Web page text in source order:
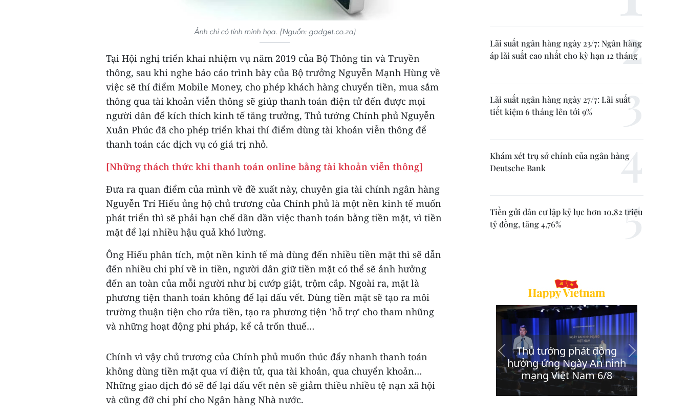
Ảnh chỉ có tính minh họa. (Nguồn: gadget.co.za)
Tại Hội nghị triển khai nhiệm vụ năm 2019 của Bộ Thông tin và Truyền
thông, sau khi nghe báo cáo trình bày của Bộ trưởng Nguyễn Mạnh Hùng về
việc sẽ thí điểm Mobile Money, cho phép khách hàng chuyển tiền, mua sắm
thông qua tài khoản viễn thông sẽ giúp thanh toán điện tử đến được mọi
người dân để kích thích kinh tế tăng trưởng, Thủ tướng Chính phủ Nguyễn
Xuân Phúc đã cho phép triển khai thí điểm dùng tài khoản viễn thông để
thanh toán các dịch vụ có giá trị nhỏ.
[Những thách thức khi thanh toán online bằng tài khoản viễn thông]
Đưa ra quan điểm của mình về đề xuất này, chuyên gia tài chính ngân hàng
Nguyễn Trí Hiếu ủng hộ chủ trương của Chính phủ là một nền kinh tế muốn
phát triển thì sẽ phải hạn chế dần dần việc thanh toán bằng tiền mặt, vì tiền
mặt để lại nhiều hậu quả khó lường.
Ông Hiếu phân tích, một nền kinh tế mà dùng đến nhiều tiền mặt thì sẽ dẫn
đến nhiều chi phí về in tiền, người dân giữ tiền mặt có thể sẽ ảnh hưởng
đến an toàn của mỗi người như bị cướp giật, trộm cắp. Ngoài ra, mặt là
phương tiện thanh toán không để lại dấu vết. Dùng tiền mặt sẽ tạo ra môi
trường thuận tiện cho rửa tiền, tạo ra phương tiện 'hỗ trợ' cho tham nhũng
và những hoạt động phi pháp, kể cả trốn thuế…
Chính vì vậy chủ trương của Chính phủ muốn thúc đẩy nhanh thanh toán
không dùng tiền mặt qua ví điện tử, qua tài khoản, qua chuyển khoản…
Những giao dịch đó sẽ để lại dấu vết nên sẽ giảm thiều nhiều tệ nạn xã hội
và cũng đỡ chi phí cho Ngân hàng Nhà nước.
Lãi suất ngân hàng ngày 23/7: Ngân hàng
áp lãi suất cao nhất cho kỳ hạn 12 tháng
Lãi suất ngân hàng ngày 27/7: Lãi suất
tiết kiệm 6 tháng lên tới 9%
Khám xét trụ sở chính của ngân hàng
Deutsche Bank
Tiền gửi dân cư lập kỷ lục hơn 10,82 triệu
tỷ đồng, tăng 4,76%